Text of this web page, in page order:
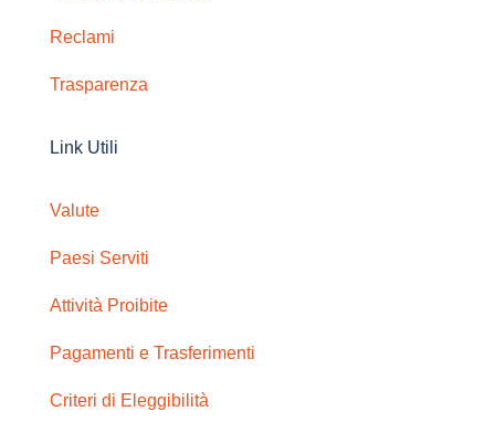
Reclami
Trasparenza
Link Utili
Valute
Paesi Serviti
Attività Proibite
Pagamenti e Trasferimenti
Criteri di Eleggibilità